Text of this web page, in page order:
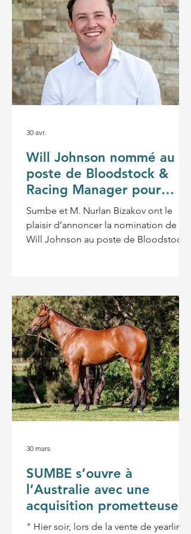
Will Johnson nommé au
poste de Bloodstock &
Racing Manager pour
l’hémisphère Sud
Sumbe et M. Nurlan Bizakov ont le
plaisir d’annoncer la nomination de
Will Johnson au poste de Bloodstock
entamera des activités de shuttle en
2026 vers Cambridge Stud, ainsi qu’aux
premiers investissements de Sumbe
dans des yearlings lors des ventes
australiennes, avec la volonté que cela
marque le début de sa présence dans
l’hémisphère Sud, M. Bizakov a estimé
que le moment était oppor
30 avr.
SUMBE s’ouvre à
l’Australie avec une
acquisition prometteuse
" Hier soir, lors de la vente de yearlings
30 mars